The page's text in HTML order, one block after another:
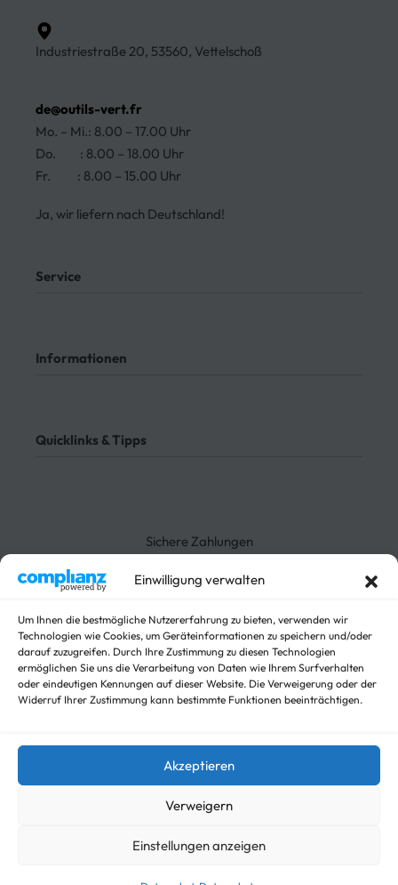
Einwilligung verwalten
Um Ihnen die bestmögliche Nutzererfahrung zu bieten, verwenden wir
Technologien wie Cookies, um Geräteinformationen zu speichern und/oder
darauf zuzugreifen. Durch Ihre Zustimmung zu diesen Technologien
ermöglichen Sie uns die Verarbeitung von Daten wie Ihrem Surfverhalten
oder eindeutigen Kennungen auf dieser Website. Die Verweigerung oder der
Widerruf Ihrer Zustimmung kann bestimmte Funktionen beeinträchtigen.
Akzeptieren
Verweigern
Einstellungen anzeigen
Industriestraße 20, 53560, Vettelschoß
de@outils-vert.fr
Mo. – Mi.: 8.00 – 17.00 Uhr
Do. : 8.00 – 18.00 Uhr
Fr. : 8.00 – 15.00 Uhr
Ja, wir liefern nach Deutschland!
Service
Meine Bestellungen
Informationen
Impressum
Quicklinks & Tipps
Anhänger
Arbeitsbühnen Anhänger
Arbeitsmaschinen
Autotrailer
Autotrailer geschlossen
Baumaschinen
Für Fahrzeuge
Hochlader
Sichere Zahlungen
© trailer-master.eu 2026. Alle Rechte vorbehalten.